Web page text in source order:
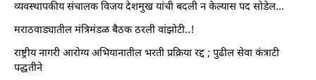
व्यवस्थापकीय संचालक विजय देशमुख यांची बदली न केल्यास पद सोडेल…
मराठवाड्यातील मंत्रिमंडळ बैठक ठरली वांझोटी..!
राष्ट्रीय नागरी आरोग्य अभियानातील भरती प्रक्रिया रद्द ; पुढील सेवा कंत्राटी
पद्धतीने